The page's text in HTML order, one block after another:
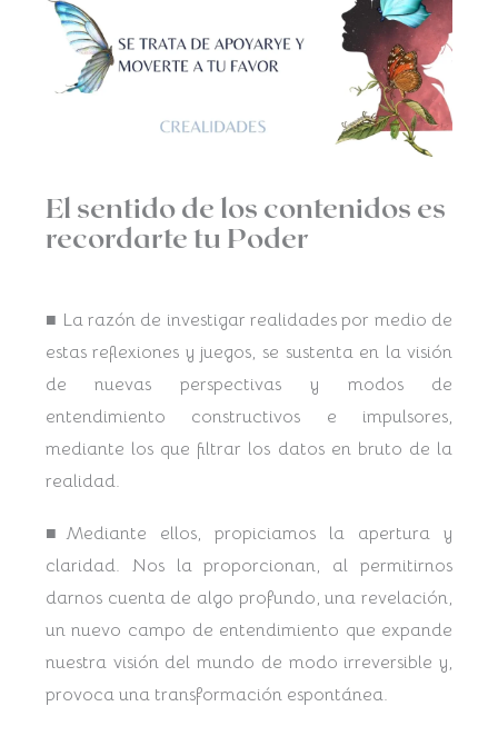
El sentido de los contenidos es
recordarte tu Poder
■ La razón de investigar realidades por medio de
estas reflexiones y juegos, se sustenta en la visión
de nuevas perspectivas y modos de
entendimiento constructivos e impulsores,
mediante los que filtrar los datos en bruto de la
realidad.
■Mediante ellos, propiciamos la apertura y
claridad. Nos la proporcionan, al permitirnos
darnos cuenta de algo profundo, una revelación,
un nuevo campo de entendimiento que expande
nuestra visión del mundo de modo irreversible y,
provoca una transformación espontánea.